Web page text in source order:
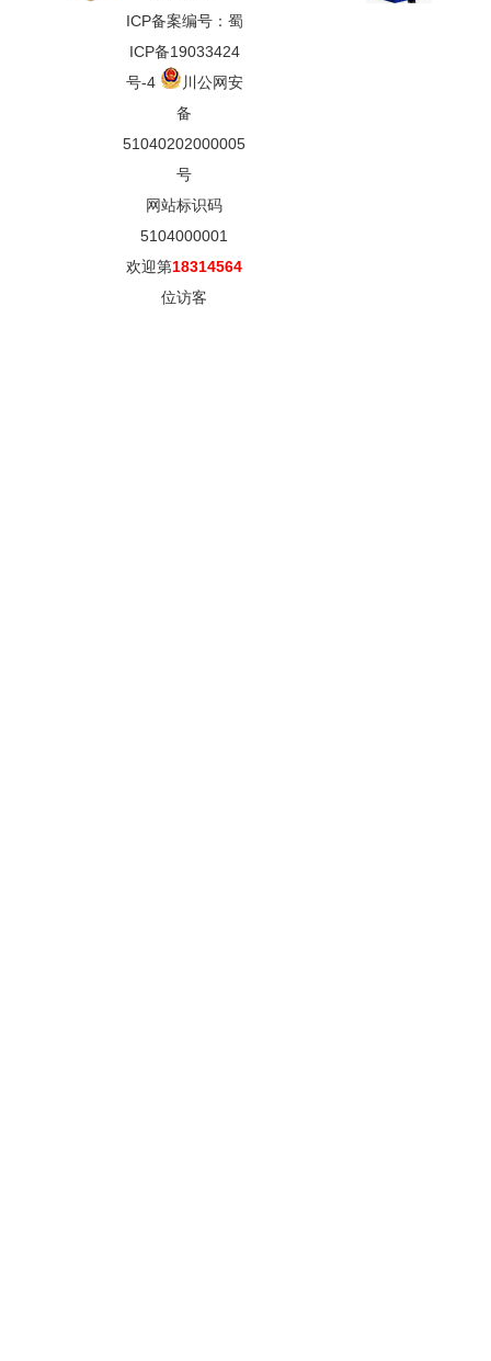
ICP备案编号：蜀
ICP备19033424
号-4
川公网安
备
51040202000005
号
网站标识码
5104000001
欢迎第18314564
位访客